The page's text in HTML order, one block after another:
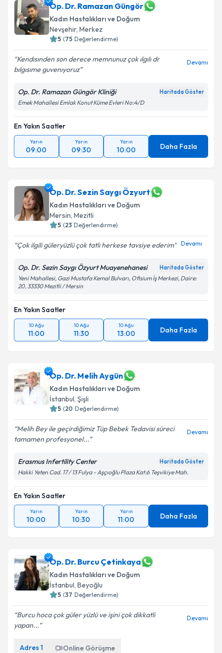
Op. Dr. Ramazan Güngör
Kadın Hastalıkları ve Doğum
Nevşehir, Merkez
5 (75 Değerlendirme)
Kendısınden son derece memnunuz çok ılgılı dr
bılgısıme guvenıyoruz
Devamı
Op. Dr. Ramazan Güngör Kliniği Haritada Göster
Emek Mahallesi Emlak Konut Küme Evleri No:4/D
En Yakın Saatler
Yarın
09:00
Yarın
09:30
Yarın
10:00 Daha Fazla
Op. Dr. Sezin Saygı Özyurt
Kadın Hastalıkları ve Doğum
Mersin, Mezitli
5 (23 Değerlendirme)
Çok ilgili güleryüzlü çok tatlı herkese tavsiye ederim Devamı
Op. Dr. Sezin Saygı Özyurt Muayenehanesi Haritada Göster
Yeni Mahallesi, Gazi Mustafa Kemal Bulvarı, Ofisium İş Merkezi, Daire:
20, 33330 Mezitli / Mersin
En Yakın Saatler
10 Ağu
11:00
10 Ağu
11:30
10 Ağu
13:00 Daha Fazla
Op. Dr. Melih Aygün
Kadın Hastalıkları ve Doğum
İstanbul, Şişli
5 (20 Değerlendirme)
Melih Bey ile geçirdiğimiz Tüp Bebek Tedavisi süreci
tamamen profesyonel...
Devamı
Erasmus Infertility Center Haritada Göster
Hakki Yeten Cad. 17 / 13 Fulya - Aşçıoğlu Plaza Kat:6 Teşvikiye Mah.
En Yakın Saatler
Yarın
10:00
Yarın
10:30
Yarın
11:00 Daha Fazla
Op. Dr. Burcu Çetinkaya
Kadın Hastalıkları ve Doğum
İstanbul, Beyoğlu
5 (37 Değerlendirme)
Burcu hoca çok güler yüzlü ve işini çok dikkatli
yapan...
Devamı
Adres 1 Online Görüşme